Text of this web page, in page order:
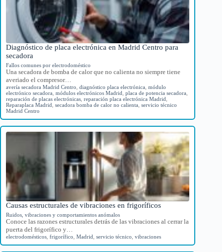
Diagnóstico de placa electrónica en Madrid Centro para
secadora
Fallos comunes por electrodoméstico
Una secadora de bomba de calor que no calienta no siempre tiene
averiado el compresor…
avería secadora Madrid Centro diagnóstico placa electrónica módulo
electrónico secadora módulos electrónicos Madrid placa de potencia secadora
reparación de placas electrónicas reparación placa electrónica Madrid
Reparaplaca Madrid
secadora bomba de calor no calienta servicio técnico
Madrid Centro
Causas estructurales de vibraciones en frigoríficos
Ruidos, vibraciones y comportamientos anómalos
Conoce las razones estructurales detrás de las vibraciones al cerrar la
puerta del frigorífico y…
electrodomésticos frigorífico Madrid servicio técnico vibraciones